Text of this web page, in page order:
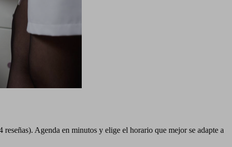
Agenda en minutos y elige el horario que mejor se adapte a